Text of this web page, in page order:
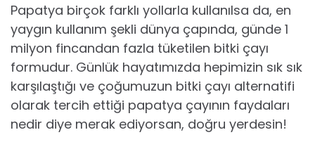
Papatya birçok farklı yollarla kullanılsa da, en
yaygın kullanım şekli dünya çapında, günde 1
milyon fincandan fazla tüketilen bitki çayı
formudur. Günlük hayatımızda hepimizin sık sık
karşılaştığı ve çoğumuzun bitki çayı alternatifi
olarak tercih ettiği papatya çayının faydaları
nedir diye merak ediyorsan, doğru yerdesin!